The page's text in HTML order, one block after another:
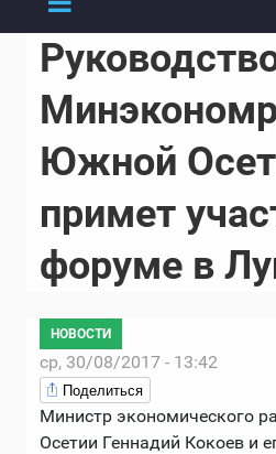
Южной
примет
форуме в
НОВОСТИ
ср, 30/08/2017 - 13:42
Поделиться
Министр экономического
Осетии Геннадий Кокоев и